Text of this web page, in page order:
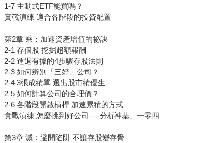
1-7 主動式ETF能買嗎？
實戰演練 適合各階段的投資配置
第2章 乘：加速資產增值的祕訣
2-1 存個股 挖掘超額報酬
2-2 進退有據的4步驟存股法則
2-3 如何辨別「三好」公司？
2-4 3張成績單 選出股市績優生
2-5 如何計算公司的合理價？
2-6 各階段開啟槓桿 加速累積的方式
實戰演練 怎麼挑到好公司──分析神基、一零四
第3章 減：避開陷阱 不讓存股變存骨